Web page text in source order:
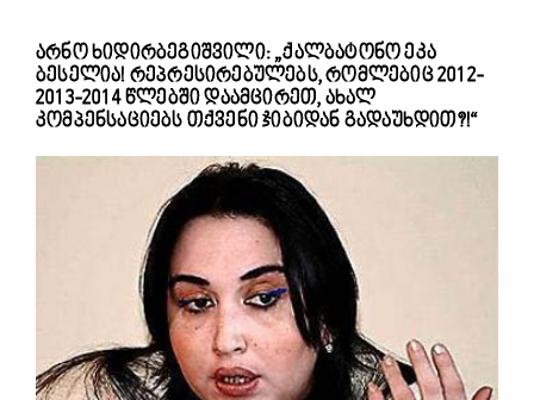
არნო ხიდირბეგიშვილი: „ქალბატონო ეკა
ბესელია! რეპრესირებულებს, რომლებიც 2012-
2013-2014 წლებში დაამცირეთ, ახალ
კომპენსაციებს თქვენი ჯიბიდან გადაუხდით?!“